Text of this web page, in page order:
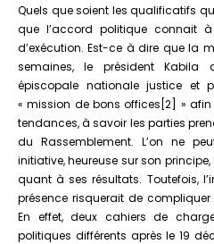
Quels que soient les qualificatifs
que l’accord politique connait
d’exécution. Est-ce à dire que la
semaines, le président
épiscopale nationale justice et
« mission de bons offices[2] »
tendances, à savoir les parties
du Rassemblement. L’on ne
initiative, heureuse sur son
quant à ses résultats. Toutefois,
présence risquerait de compliquer
En effet, deux cahiers de
politiques différents après le 19